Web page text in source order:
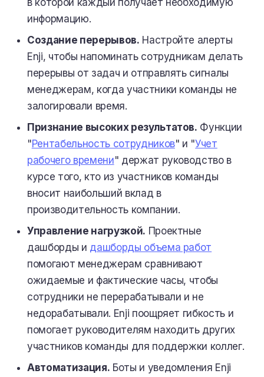
информацию.
Создание перерывов. Настройте алерты
Enji, чтобы напоминать сотрудникам делать
перерывы от задач и отправлять сигналы
менеджерам, когда участники команды не
залогировали время.
Признание высоких результатов. Функции
"Рентабельность сотрудников" и "Учет
рабочего времени" держат руководство в
курсе того, кто из участников команды
вносит наибольший вклад в
производительность компании.
Управление нагрузкой. Проектные
дашборды и дашборды объема работ
помогают менеджерам сравнивают
ожидаемые и фактические часы, чтобы
сотрудники не перерабатывали и не
недорабатывали. Enji поощряет гибкость и
помогает руководителям находить других
участников команды для поддержки коллег.
Автоматизация. Боты и уведомления Enji